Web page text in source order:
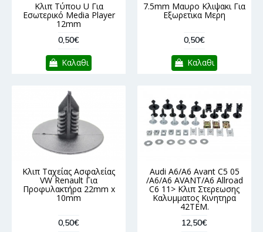
Κλιπ Τύπου U Για
Εσωτερικό Media Player
12mm
0,50€
Καλαθι
7.5mm Μαυρο Κλιψακι Για
Εξωρετικα Μερη
0,50€
Καλαθι
Κλιπ Ταχείας Ασφαλείας
VW Renault Για
Προφυλακτήρα 22mm x
10mm
0,50€
Audi A6/A6 Avant C5 05
/A6/A6 AVANT/A6 Allroad
C6 11> Κλιπ Στερεωσης
Καλυμματος Κινητηρα
42ΤΕΜ.
12,50€